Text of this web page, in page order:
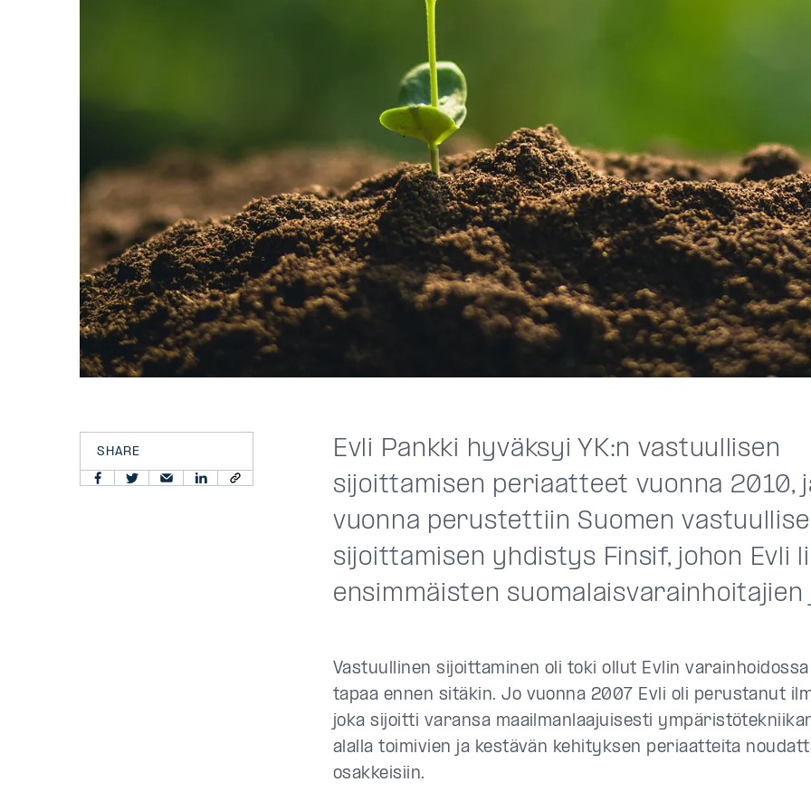
SHARE
Evli Pankki hyväksyi YK:n vastuullisen
sijoittamisen periaatteet vuonna 2010,
vuonna perustettiin Suomen
sijoittamisen yhdistys Finsif, johon Evli
ensimmäisten suomalaisvarainhoitajien
Vastuullinen sijoittaminen oli toki ollut Evlin
tapaa ennen sitäkin. Jo vuonna 2007 Evli oli perustanut
joka sijoitti varansa maailmanlaajuisesti
alalla toimivien ja kestävän kehityksen periaatteita
osakkeisiin.